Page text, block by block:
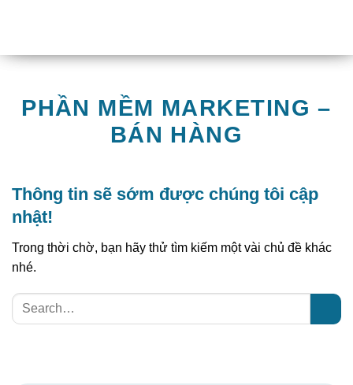
PHẦN MỀM MARKETING –
BÁN HÀNG
Thông tin sẽ sớm được chúng tôi cập
nhật!
Trong thời chờ, bạn hãy thử tìm kiếm một vài chủ đề
khác nhé.